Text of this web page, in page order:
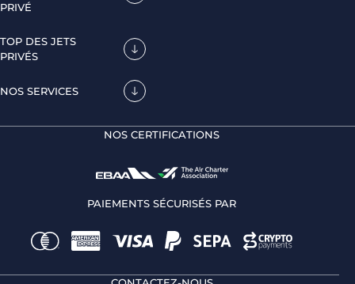
PRIVÉ
TOP DES JETS
PRIVÉS
NOS SERVICES
NOS CERTIFICATIONS
PAIEMENTS SÉCURISÉS PAR